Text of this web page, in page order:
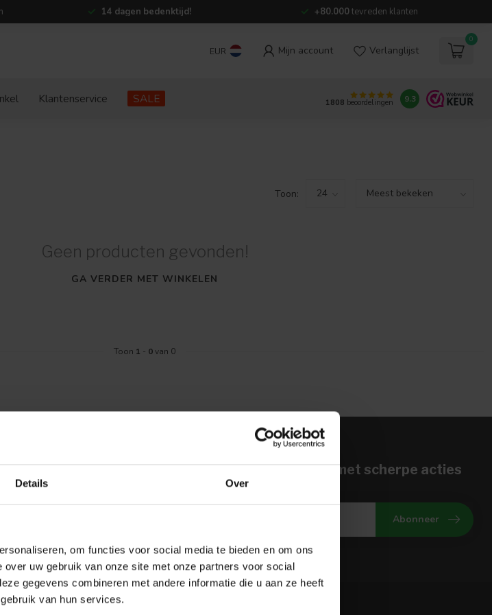
Details Over
om functies voor social media te bieden en om ons
uw gebruik van onze site met onze partners voor social
gegevens combineren met andere informatie die u aan ze heeft
van hun services.
14 dagen bedenktijd! +80.000tevreden klanten
EUR Mijn account Verlanglijst
0
Klantenservice SALE 1808 beoordelingen 9.3
Toon:
Geen producten gevonden!
GA VERDER MET WINKELEN
Toon 1 - 0van 0
er niet
Meld je aan voor onze nieuwbrief met scherpe acties
Blijf op de hoogte van onze actuele aanbiedingen
Abonneer